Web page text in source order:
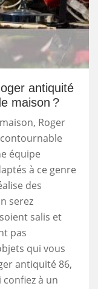
antiquité
maison ?
Roger
équipe
à ce genre
des
serez
salis et
pas
qui vous
antiquité 86,
à un